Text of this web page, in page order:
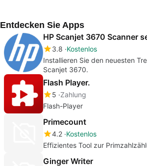
Entdecken Sie Apps
HP Scanjet 3670 Scanner
3.8 Kostenlos
Installieren Sie den neuesten
Scanjet 3670.
Flash Player.
5 Zahlung
Flash-Player
Primecount
4.2 Kostenlos
Effizientes Tool zur
Ginger Writer